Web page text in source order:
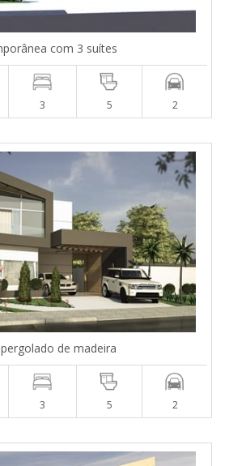
com 3 suítes
3 5 2
de madeira
3 5 2